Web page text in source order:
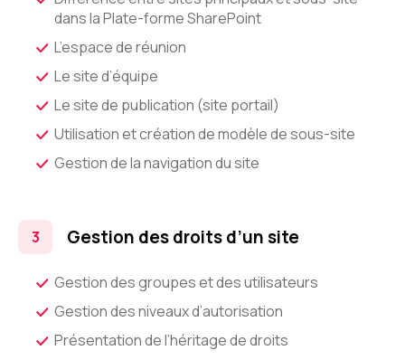
dans la Plate-forme SharePoint
L’espace de réunion
Le site d’équipe
Le site de publication (site portail)
Utilisation et création de modèle de sous-site
Gestion de la navigation du site
Gestion des droits d’un site
Gestion des groupes et des utilisateurs
Gestion des niveaux d’autorisation
Présentation de l’héritage de droits